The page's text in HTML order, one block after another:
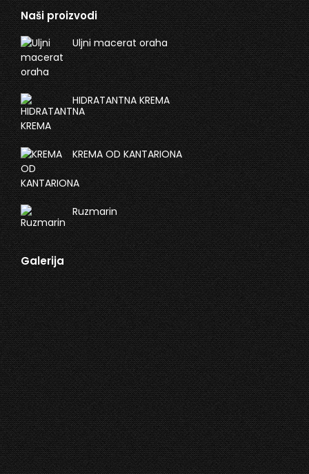
Naši proizvodi
Uljni macerat oraha
HIDRATANTNA KREMA
KREMA OD KANTARIONA
Ruzmarin
Galerija